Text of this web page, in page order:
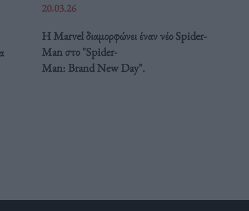
20.03.26
Η Marvel διαμορφώνει έναν νέο Spider-
Man στο "Spider-
Man: Brand New Day".